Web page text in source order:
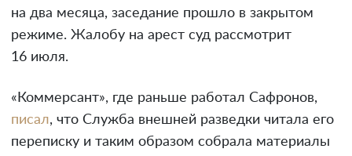
на два месяца, заседание прошло в закрытом
режиме. Жалобу на арест суд рассмотрит
16 июля.
«Коммерсант», где раньше работал Сафронов,
писал, что Служба внешней разведки читала его
переписку и таким образом собрала материалы